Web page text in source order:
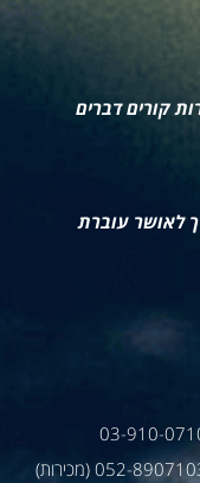
קורים דברים
לאושר עוברת
03-910-
8907103 (מכירות)